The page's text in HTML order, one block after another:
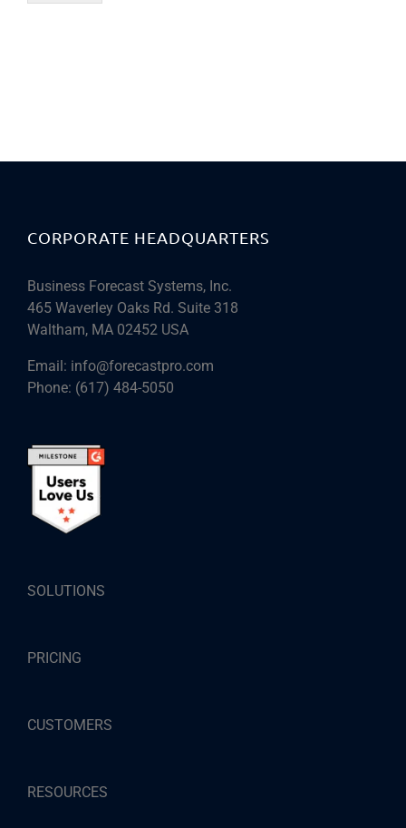
CORPORATE HEADQUARTERS
Business Forecast Systems, Inc.
465 Waverley Oaks Rd. Suite 318
Waltham, MA 02452 USA
Email: info@forecastpro.com
Phone: (617) 484-5050
SOLUTIONS
PRICING
CUSTOMERS
RESOURCES